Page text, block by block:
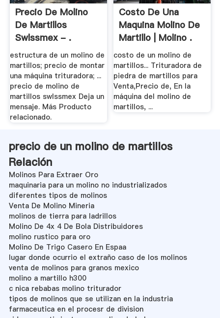
Precio De Molino
De Martillos
Swlssmex - .
estructura de un molino de
martillos; precio de montar
una máquina trituradora; ...
precio de molino de
martillos swlssmex Deja un
mensaje. Más Producto
relacionado.
Costo De Una
Maquina Molino De
Martillo | Molino .
costo de un molino de
martillos... Trituradora de
piedra de martillos para
Venta,Precio de, En la
máquina del molino de
martillos, ...
precio de un molino de martillos
Relación
Molinos Para Extraer Oro
maquinaria para un molino no industrializados
diferentes tipos de molinos
Venta De Molino Mineria
molinos de tierra para ladrillos
Molino De 4x 4 De Bola Distribuidores
molino rustico para oro
Molino De Trigo Casero En Espaa
lugar donde ocurrio el extraño caso de los molinos
venta de molinos para granos mexico
molino a martillo h300
c nica rebabas molino triturador
tipos de molinos que se utilizan en la industria
farmaceutica en el procesr de division